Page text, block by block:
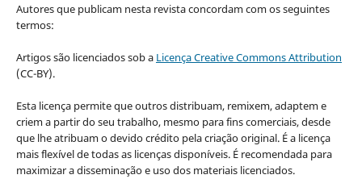
Autores que publicam nesta revista concordam com os seguintes
termos:
Artigos são licenciados sob a Licença Creative Commons Attribution
(CC-BY).
Esta licença permite que outros distribuam, remixem, adaptem e
criem a partir do seu trabalho, mesmo para fins comerciais, desde
que lhe atribuam o devido crédito pela criação original. É a licença
mais flexível de todas as licenças disponíveis. É recomendada para
maximizar a disseminação e uso dos materiais licenciados.